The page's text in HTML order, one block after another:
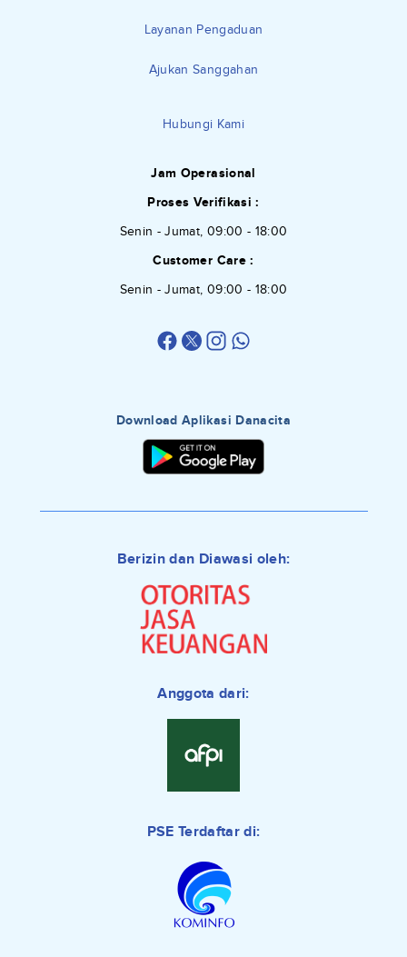
Layanan Pengaduan
Ajukan Sanggahan
Hubungi Kami
Jam Operasional
Proses Verifikasi :
Senin - Jumat, 09:00 - 18:00
Customer Care :
Senin - Jumat, 09:00 - 18:00
Download Aplikasi Danacita
Berizin dan Diawasi oleh:
Anggota dari:
PSE Terdaftar di: